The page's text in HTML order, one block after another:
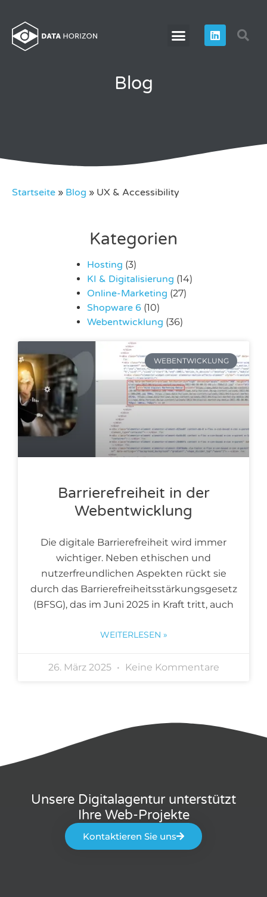
Blog
Startseite » Blog » UX & Accessibility
WEBENTWICKLUNG
Barrierefreiheit in der
Webentwicklung
Die digitale Barrierefreiheit wird immer
wichtiger. Neben ethischen und
nutzerfreundlichen Aspekten rückt sie
durch das Barrierefreiheitsstärkungsgesetz
(BFSG), das im Juni 2025 in Kraft tritt, auch
WEITERLESEN »
26. März 2025 Keine Kommentare
Kategorien
Hosting (3)
KI & Digitalisierung (14)
Online-Marketing (27)
Shopware 6(10)
Webentwicklung (36)
Unsere Digitalagentur unterstützt
Ihre Web-Projekte
Kontaktieren Sie uns